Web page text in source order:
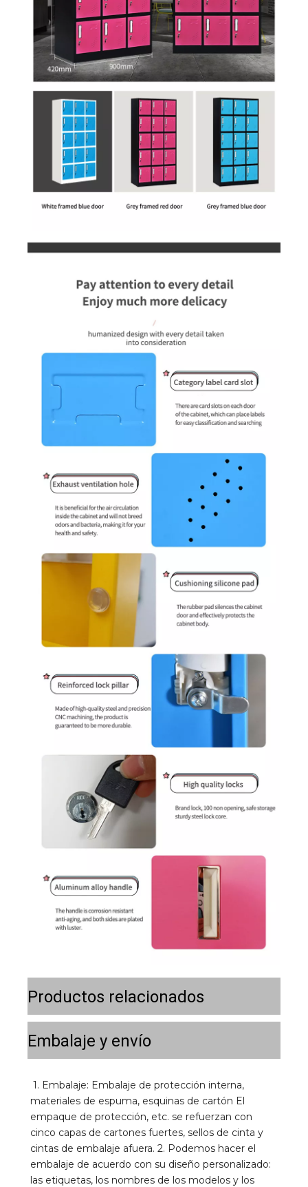
Productos relacionados
Embalaje y envío
1. Embalaje: Embalaje de protección interna,
materiales de espuma, esquinas de cartón El
empaque de protección, etc. se refuerzan con
cinco capas de cartones fuertes, sellos de cinta y
cintas de embalaje afuera. 2. Podemos hacer el
embalaje de acuerdo con su diseño personalizado:
las etiquetas, los nombres de los modelos y los